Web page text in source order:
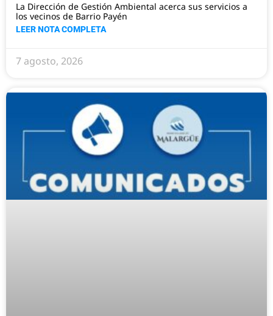
La Dirección de Gestión Ambiental acerca sus servicios a
los vecinos de Barrio Payén
LEER NOTA COMPLETA
7 agosto, 2026